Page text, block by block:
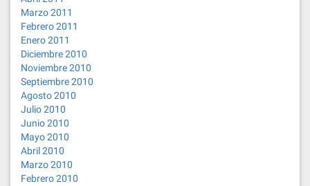
Marzo 2011
Febrero 2011
Enero 2011
Diciembre 2010
Noviembre 2010
Septiembre 2010
Agosto 2010
Julio 2010
Junio 2010
Mayo 2010
Abril 2010
Marzo 2010
Febrero 2010